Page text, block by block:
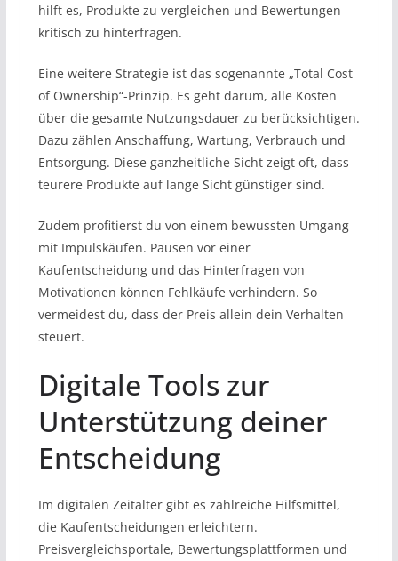
hilft es, Produkte zu vergleichen und Bewertungen
kritisch zu hinterfragen.
Eine weitere Strategie ist das sogenannte „Total Cost
of Ownership“-Prinzip. Es geht darum, alle Kosten
über die gesamte Nutzungsdauer zu berücksichtigen.
Dazu zählen Anschaffung, Wartung, Verbrauch und
Entsorgung. Diese ganzheitliche Sicht zeigt oft, dass
teurere Produkte auf lange Sicht günstiger sind.
Zudem profitierst du von einem bewussten Umgang
mit Impulskäufen. Pausen vor einer
Kaufentscheidung und das Hinterfragen von
Motivationen können Fehlkäufe verhindern. So
vermeidest du, dass der Preis allein dein Verhalten
steuert.
Digitale Tools zur
Unterstützung deiner
Entscheidung
Im digitalen Zeitalter gibt es zahlreiche Hilfsmittel,
die Kaufentscheidungen erleichtern.
Preisvergleichsportale, Bewertungsplattformen und